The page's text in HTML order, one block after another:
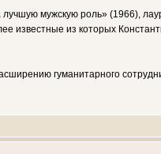
мужскую роль» (1966),
известные из которых
гуманитарного